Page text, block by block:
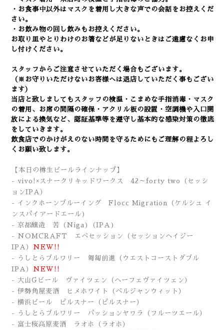
・お食事中以外はマスクを着用し大きな声での会話をお控えくだ
さい。
・お飲み物の回し飲みもお控えください。
お取り皿やとりわけのお箸などが足りないときはご遠慮なくお申
し付けください。
スタッフからご注意させていただく場合もございます。
（※お守りいただけないお客様へは退店していただく事もござい
ます）
当店と致しましてもスタッフの検温・こまめな手指消毒・マスク
の着用、 お席の間隔の確保・アクリル板の設置・空調機や入口開
放による換気など、認証基準等を遵守し基本的な感染対策の徹底
をしていきます。
飲食店でのかけがえのない時間を守るためにもご理解の程よろし
くお願い致します。
【本日の樽生ビールラインナップ】
- vivo!×スナークリキッドワークス 42～forty two（セッシ
ョンIPA）
- インクホーンブルーイング Flocc Migration（ケルシュ イ
ンスパイアードエール)
- 京都醸造 苦（Niga)
（IPA )
- NOMCRAFT エベセッション
（セッションヘイジー
IPA） NEW!!
- うしとらブルワリー 匍匐前進（ウエストコーストダブル
IPA） NEW!!
- 大山Gビール ヴァイツェン（ヘーフェヴァイツェン）
- 伊勢角屋麦酒 ヒメホワイト（ベルジャンウィット）
- 横浜ビール ピルスナー
（ピルスナー）
- うしとらブルワリー パッションヤヮラ（フルーツエール）
- 富士桜高原麦酒 ラオホ
（ラオホ）